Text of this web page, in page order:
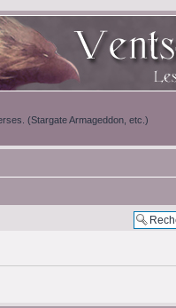
(Stargate Armageddon, etc.)